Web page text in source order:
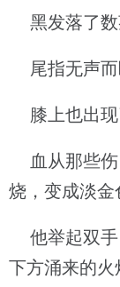
黑发落了数
尾指无声而
膝上也出现
血从那些伤
烧，变成淡金
他举起双手
下方涌来的火